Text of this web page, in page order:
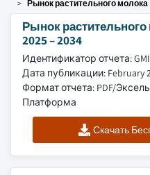
Рынок растительного молока
Рынок
2025 – 2034
Идентификатор отчета:
Дата публикации: February
Формат отчета: PDF/
Платформа
Скачать